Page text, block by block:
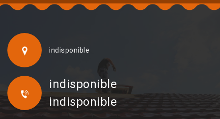
indisponible
indisponible
indisponible